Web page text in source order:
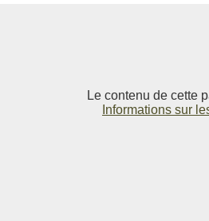
Le contenu de cette
Informations sur